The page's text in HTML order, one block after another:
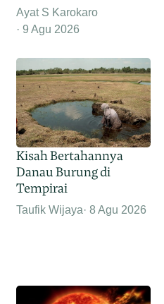
Ayat S Karokaro
9 Agu 2026
Kisah Bertahannya
Danau Burung di
Tempirai
Taufik Wijaya 8 Agu 2026